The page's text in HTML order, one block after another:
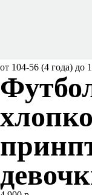
от 104-56 (4 года) до